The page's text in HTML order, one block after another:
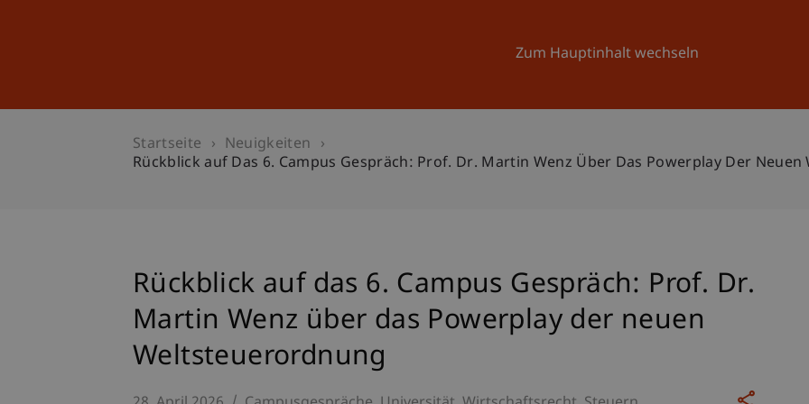
Zum Hauptinhalt wechseln
Universität Aktuelles
Startseite
Neuigkeiten
Rückblick auf Das 6. Campus Gespräch: Prof. Dr. Martin Wenz Über Das Powerplay Der
Rückblick auf das 6. Campus Gespräch: Prof. Dr.
Martin Wenz über das Powerplay der neuen
Weltsteuerordnung